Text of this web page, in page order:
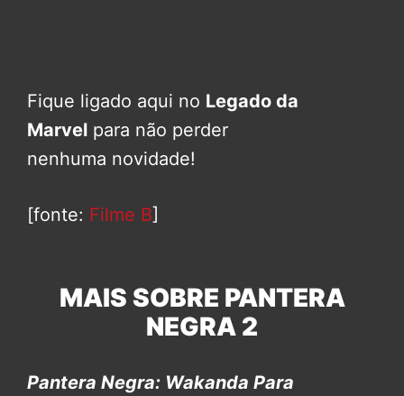
Fique ligado aqui no Legado da
Marvel para não perder
nenhuma novidade!
[fonte: Filme B]
MAIS SOBRE PANTERA
NEGRA 2
Pantera Negra: Wakanda Para